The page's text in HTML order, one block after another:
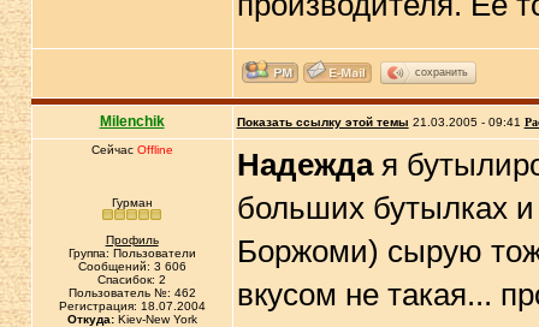
сохранить
Milenchik Показать ссылку этой темы 21.03.2005 - 09:41
Сейчас Offline
Гурман
Профиль
Группа: Пользователи
Сообщений: 3 606
Спасибок: 2
Пользователь №: 462
Регистрация: 18.07.2004
Откуда:Kiev-New York
Надеждая
больших бутылках
Боржоми) сырую
вкусом не такая...